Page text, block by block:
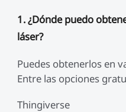
1. ¿Dónde puedo
láser?
Puedes obtenerlos en
Entre las opciones
Thingiverse